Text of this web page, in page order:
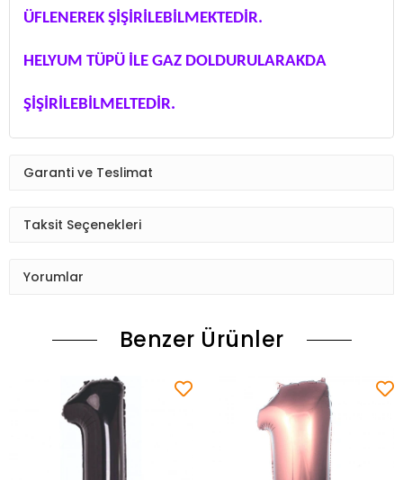
ÜFLENEREK ŞİŞİRİLEBİLMEKTEDİR.
HELYUM TÜPÜ İLE GAZ DOLDURULARAKDA
ŞİŞİRİLEBİLMELTEDİR.
Garanti ve Teslimat
Taksit Seçenekleri
Yorumlar
Benzer Ürünler